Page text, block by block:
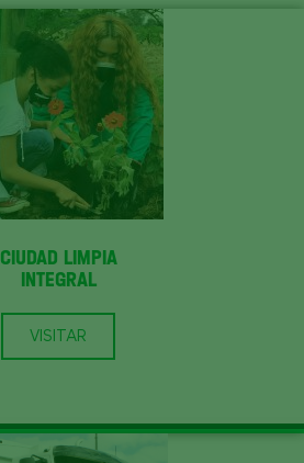
CIUDAD LIMPIA
INTEGRAL
VISITAR